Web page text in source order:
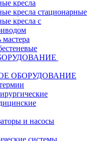
кресла
кресла стационарные
кресла с
ОБОРУДОВАНИЕ
и насосы
системы